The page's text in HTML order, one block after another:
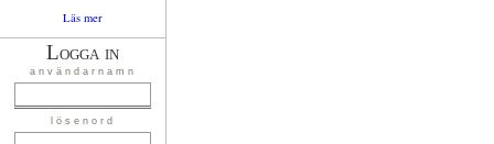
Läs mer
Logga in
användarnamn
lösenord